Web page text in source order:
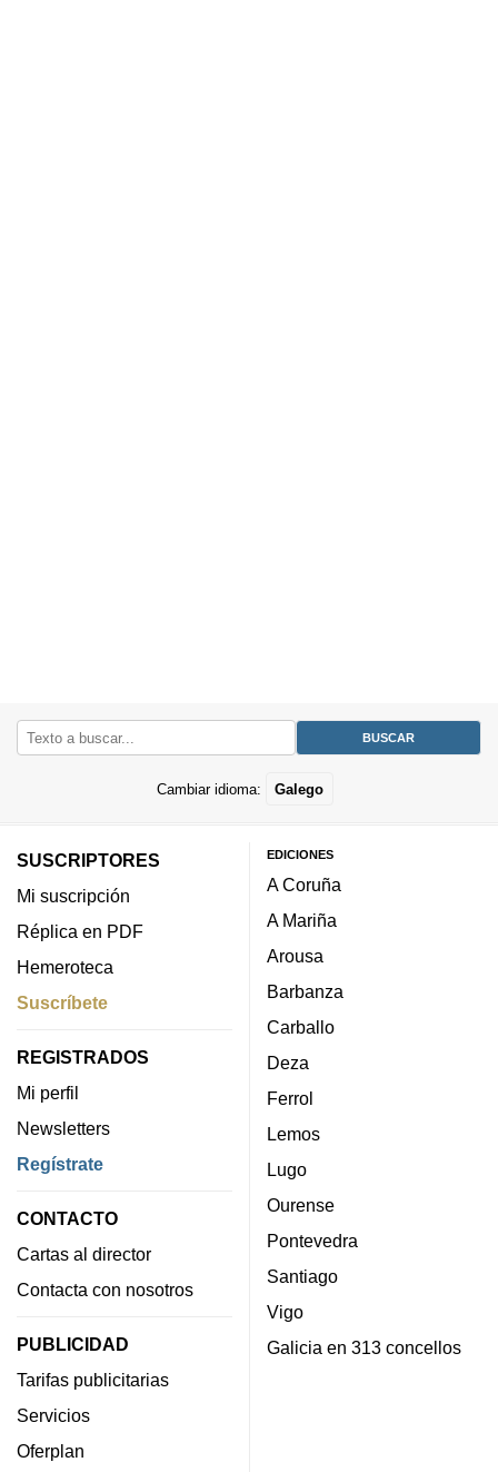
Cambiar idioma: Galego
SUSCRIPTORES
Mi suscripción
Réplica en PDF
Hemeroteca
Suscríbete
REGISTRADOS
Mi perfil
Newsletters
Regístrate
CONTACTO
Cartas al director
Contacta con nosotros
PUBLICIDAD
Tarifas publicitarias
Servicios
Oferplan
EDICIONES
A Coruña
A Mariña
Arousa
Barbanza
Carballo
Deza
Ferrol
Lemos
Lugo
Ourense
Pontevedra
Santiago
Vigo
Galicia en 313 concellos